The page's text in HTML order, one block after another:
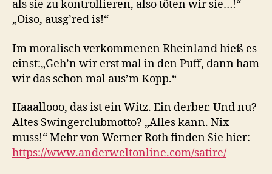
als sie zu kontrollieren, also töten wir sie…!“
„Oiso, ausg’red is!“
Im moralisch verkommenen Rheinland hieß es
einst:„Geh’n wir erst mal in den Puff, dann ham
wir das schon mal aus’m Kopp.“
Haaallooo, das ist ein Witz. Ein derber. Und nu?
Altes Swingerclubmotto? „Alles kann. Nix
muss!“ Mehr von Werner Roth finden Sie hier:
https://www.anderweltonline.com/satire/